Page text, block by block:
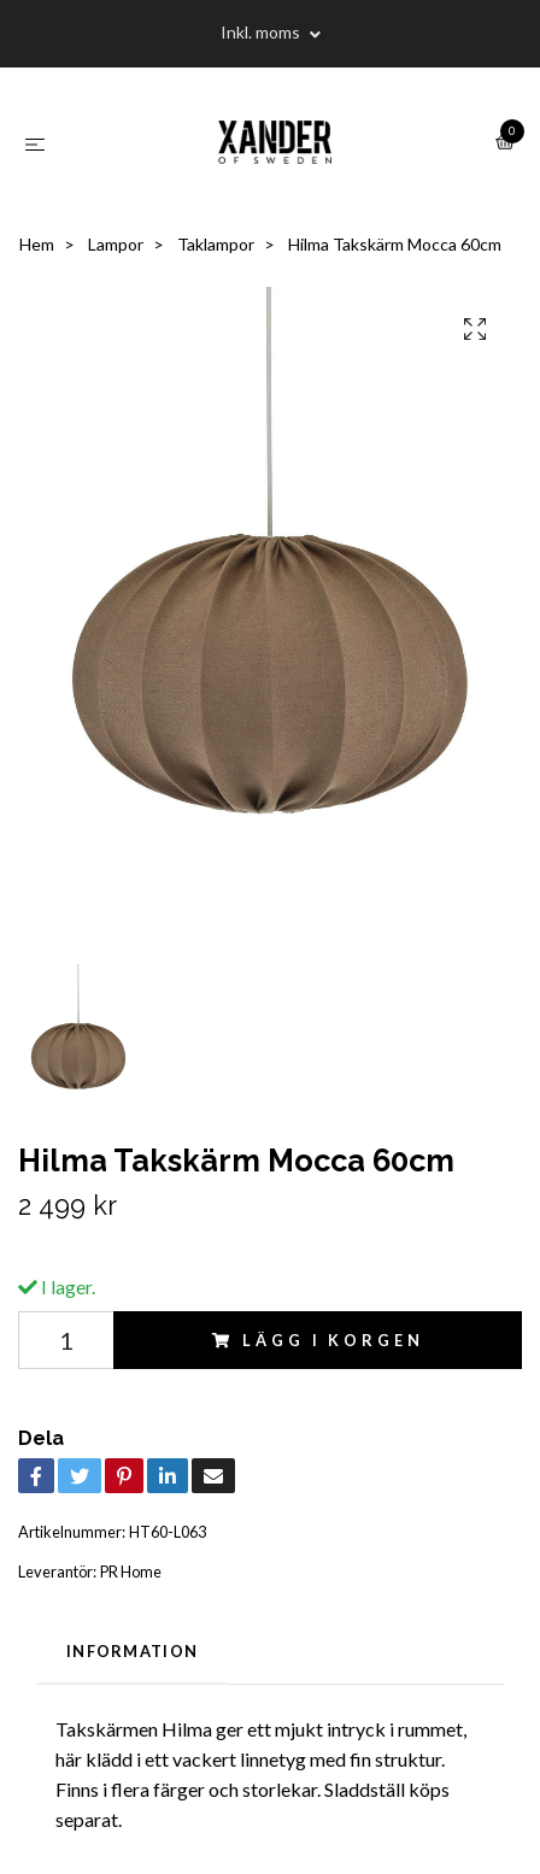
Inkl. moms
0
Hem Lampor Taklampor Hilma Takskärm Mocca 60cm
Hilma Takskärm Mocca 60cm
2 499 kr
I lager.
LÄGG I KORGEN
Dela
Artikelnummer:HT60-L063
Leverantör:PR Home
INFORMATION
Takskärmen Hilma ger ett mjukt intryck i rummet,
här klädd i ett vackert linnetyg med fin struktur.
Finns i flera färger och storlekar. Sladdställ köps
separat.